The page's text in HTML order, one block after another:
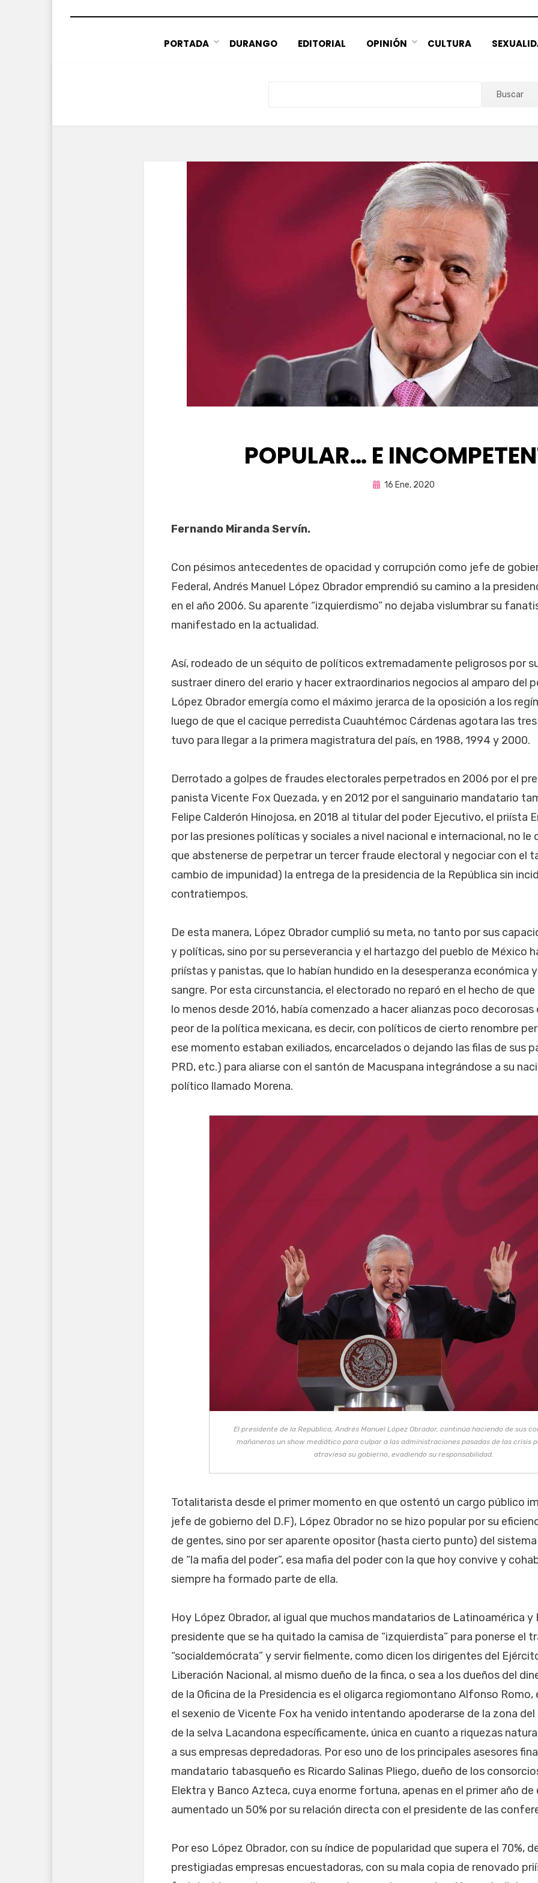
PORTADA DURANGO EDITORIAL OPINIÓN CULTURA
Buscar
POPULAR… E
porEnrique
Publicada
16 Ene, 2020
Fernando Miranda Servín.
Con pésimos antecedentes de opacidad y corrupción como jefe de
Federal, Andrés Manuel López Obrador emprendió su camino a la
en el año 2006. Su aparente “izquierdismo” no dejaba vislumbrar su
manifestado en la actualidad.
Así, rodeado de un séquito de políticos extremadamente peligrosos por
sustraer dinero del erario y hacer extraordinarios negocios al amparo del
López Obrador emergía como el máximo jerarca de la oposición a los
luego de que el cacique perredista Cuauhtémoc Cárdenas agotara las
tuvo para llegar a la primera magistratura del país, en 1988, 1994 y 2000.
Derrotado a golpes de fraudes electorales perpetrados en 2006 por el
panista Vicente Fox Quezada, y en 2012 por el sanguinario mandatario
Felipe Calderón Hinojosa, en 2018 al titular del poder Ejecutivo, el priísta
por las presiones políticas y sociales a nivel nacional e internacional, no le
que abstenerse de perpetrar un tercer fraude electoral y negociar con el
cambio de impunidad) la entrega de la presidencia de la República sin
contratiempos.
De esta manera, López Obrador cumplió su meta, no tanto por sus
y políticas, sino por su perseverancia y el hartazgo del pueblo de México
priístas y panistas, que lo habían hundido en la desesperanza económica
sangre. Por esta circunstancia, el electorado no reparó en el hecho de
lo menos desde 2016, había comenzado a hacer alianzas poco decorosas
peor de la política mexicana, es decir, con políticos de cierto renombre
ese momento estaban exiliados, encarcelados o dejando las filas de sus
PRD, etc.) para aliarse con el santón de Macuspana integrándose a su
político llamado Morena.
El presidente de la República, Andrés Manuel López Obrador, continúa haciendo de sus
mañaneras un show mediático para culpar a las administraciones pasadas de las crisis
atraviesa su gobierno, evadiendo su responsabilidad.
Totalitarista desde el primer momento en que ostentó un cargo público
jefe de gobierno del D.F), López Obrador no se hizo popular por su
de gentes, sino por ser aparente opositor (hasta cierto punto) del
de “la mafia del poder”, esa mafia del poder con la que hoy convive y
siempre ha formado parte de ella.
Hoy López Obrador, al igual que muchos mandatarios de Latinoamérica y
presidente que se ha quitado la camisa de “izquierdista” para ponerse el
“socialdemócrata” y servir fielmente, como dicen los dirigentes del
Liberación Nacional, al mismo dueño de la finca, o sea a los dueños del
de la Oficina de la Presidencia es el oligarca regiomontano Alfonso Romo,
el sexenio de Vicente Fox ha venido intentando apoderarse de la zona
de la selva Lacandona específicamente, única en cuanto a riquezas
a sus empresas depredadoras. Por eso uno de los principales asesores
mandatario tabasqueño es Ricardo Salinas Pliego, dueño de los
Elektra y Banco Azteca, cuya enorme fortuna, apenas en el primer año de
aumentado un 50% por su relación directa con el presidente de las
Por eso López Obrador, con su índice de popularidad que supera el 70%,
prestigiadas empresas encuestadoras, con su mala copia de renovado